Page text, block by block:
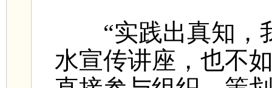
“实践出真知，
水宣传讲座，也不